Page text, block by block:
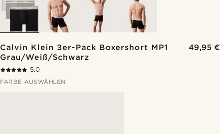
Calvin Klein 3er-Pack Boxershort MP1
Grau/Weiß/Schwarz
49,95 €
5.0
FARBE AUSWÄHLEN